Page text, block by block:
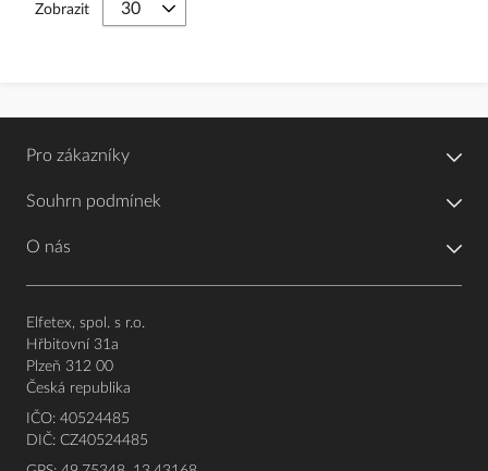
Zobrazit
Pro zákazníky
Souhrn podmínek
O nás
Elfetex, spol. s r.o.
Hřbitovní 31a
Plzeň 312 00
Česká republika
IČO: 40524485
DIČ: CZ40524485